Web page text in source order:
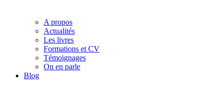
A propos
Actualités
Les livres
Formations et CV
Témoignages
On en parle
Blog